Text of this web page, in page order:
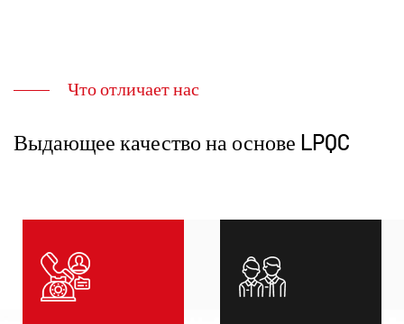
Что отличает нас
Выдающее качество на основе LPQC